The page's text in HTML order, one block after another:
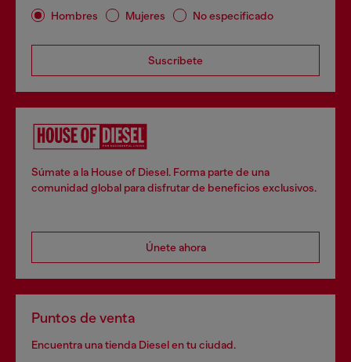
Hombres Mujeres No especificado
Suscríbete
Súmate a la House of Diesel. Forma parte de una
comunidad global para disfrutar de beneficios exclusivos.
Únete ahora
Puntos de venta
Encuentra una tienda Diesel en tu ciudad.